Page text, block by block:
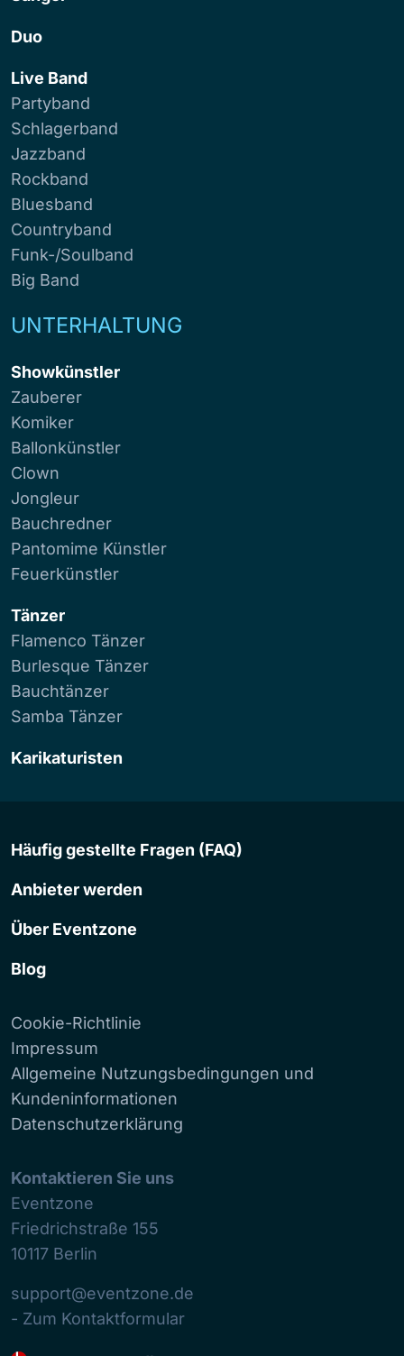
Duo
Live Band
Partyband
Schlagerband
Jazzband
Rockband
Bluesband
Countryband
Funk-/Soulband
Big Band
UNTERHALTUNG
Showkünstler
Zauberer
Komiker
Ballonkünstler
Clown
Jongleur
Bauchredner
Pantomime Künstler
Feuerkünstler
Tänzer
Flamenco Tänzer
Burlesque Tänzer
Bauchtänzer
Samba Tänzer
Karikaturisten
Häufig gestellte Fragen (FAQ)
Anbieter werden
Über Eventzone
Blog
Cookie-Richtlinie
Impressum
Allgemeine Nutzungsbedingungen und
Kundeninformationen
Datenschutzerklärung
Kontaktieren Sie uns
Eventzone
Friedrichstraße 155
10117 Berlin
support@eventzone.de
- Zum Kontaktformular